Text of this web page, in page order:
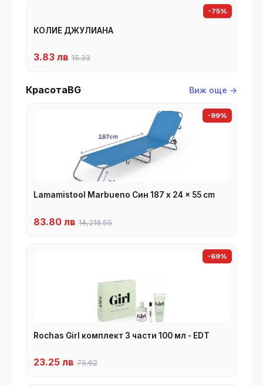
-75%
КОЛИЕ ДЖУЛИАНА
3.83 лв 15.33
КрасотаBG Виж още →
-99%
Lamamistool Marbueno Син 187 x 24 x 55 cm
83.80 лв 14,218.55
-69%
Rochas Girl комплект 3 части 100 мл - EDT
23.25 лв 75.62